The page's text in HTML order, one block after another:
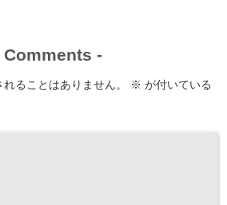
Comments -
ることはありません。 ※ が付いている